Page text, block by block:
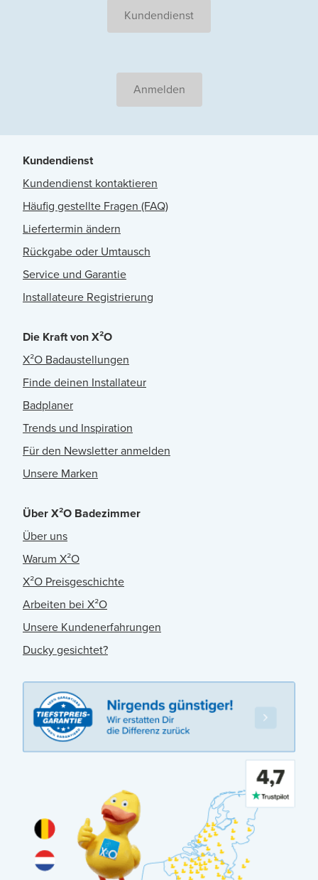
Kundendienst
Anmelden
Kundendienst
Kundendienst kontaktieren
Häufig gestellte Fragen (FAQ)
Liefertermin ändern
Rückgabe oder Umtausch
Service und Garantie
Installateure Registrierung
Die Kraft von X²O
X²O Badaustellungen
Finde deinen Installateur
Badplaner
Trends und Inspiration
Für den Newsletter anmelden
Unsere Marken
Über X²O Badezimmer
Über uns
Warum X²O
X²O Preisgeschichte
Arbeiten bei X²O
Unsere Kundenerfahrungen
Ducky gesichtet?